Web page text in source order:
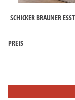
SCHICKER BRAUNER
PREIS